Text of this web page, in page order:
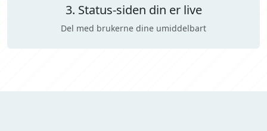
3. Status-siden din er live
Del med brukerne dine umiddelbart